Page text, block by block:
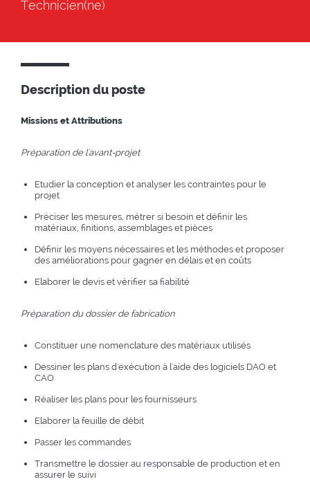
Technicien(ne)
Description du poste
Missions et Attributions
Préparation de l'avant-projet
Etudier la conception et analyser les contraintes pour le
projet
Préciser les mesures, métrer si besoin et définir les
matériaux, finitions, assemblages et pièces
Définir les moyens nécessaires et les méthodes et proposer
des améliorations pour gagner en délais et en coûts
Elaborer le devis et vérifier sa fiabilité
Préparation du dossier de fabrication
Constituer une nomenclature des matériaux utilisés
Dessiner les plans d'exécution à l'aide des logiciels DAO et
CAO
Réaliser les plans pour les fournisseurs
Elaborer la feuille de débit
Passer les commandes
Transmettre le dossier au responsable de production et en
assurer le suivi